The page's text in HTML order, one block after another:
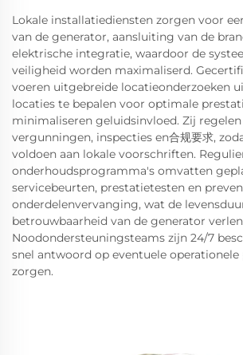
Lokale installatiediensten zorgen voor
van de generator, aansluiting van de
elektrische integratie, waardoor de
veiligheid worden maximaliserd.
voeren uitgebreide locatieonderzoeken
locaties te bepalen voor optimale
minimaliseren geluidsinvloed. Zij
vergunningen, inspecties en合规要求,
voldoen aan lokale voorschriften.
onderhoudsprogramma's omvatten
servicebeurten, prestatietesten en
onderdelenvervanging, wat de
betrouwbaarheid van de generator
Noodondersteuningsteams zijn 24/7
snel antwoord op eventuele
zorgen.